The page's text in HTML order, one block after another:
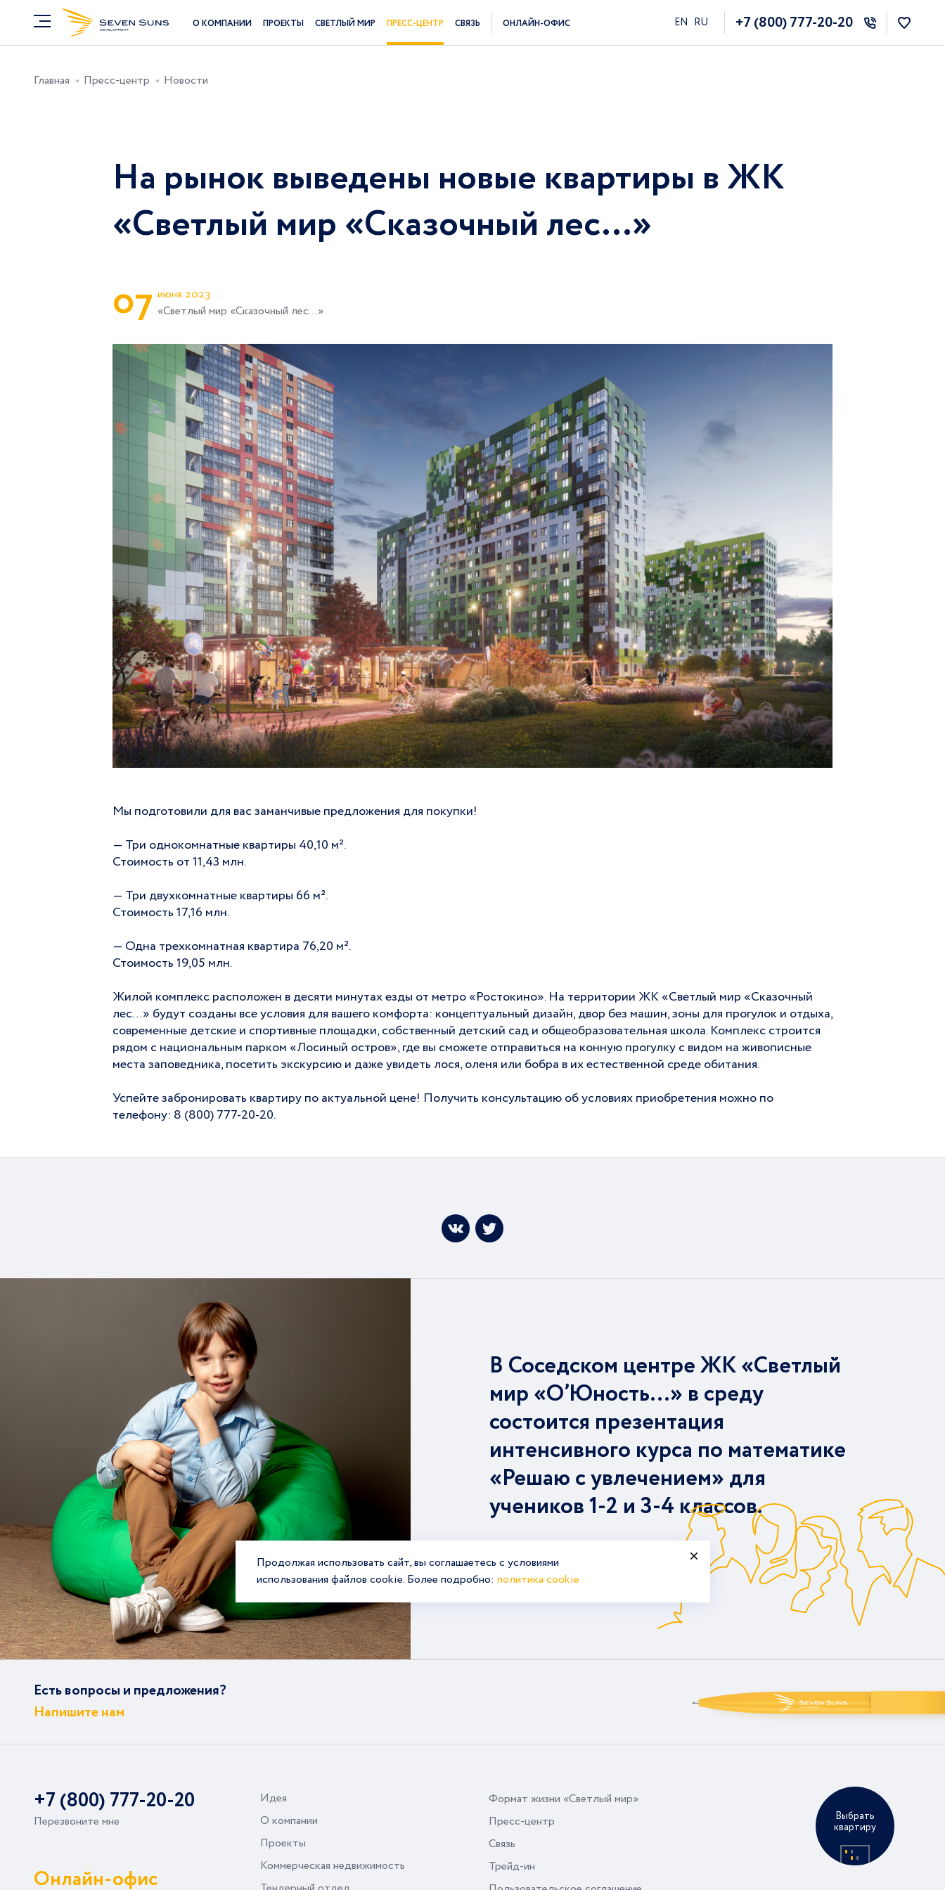
Продолжая использовать сайт, вы соглашаетесь с условиями
использования файлов cookie. Более подробно: политика cookie
О КОМПАНИИ ПРОЕКТЫ СВЕТЛЫЙ МИР ПРЕСС-ЦЕНТР СВЯЗЬ ОНЛАЙН-ОФИС EN RU +7 (800) 777-20-20
Выбрать
квартиру
Главная Пресс-центр Новости
На рынок выведены новые квартиры в ЖК
«Светлый мир «Сказочный лес…»
07 июня 2023
«Светлый мир «Сказочный лес…»
Мы подготовили для вас заманчивые предложения для покупки!
— Три однокомнатные квартиры 40,10 м².
Стоимость от 11,43 млн.
— Три двухкомнатные квартиры 66 м².
Стоимость 17,16 млн.
— Одна трехкомнатная квартира 76,20 м².
Стоимость 19,05 млн.
Жилой комплекс расположен в десяти минутах езды от метро «Ростокино». На территории ЖК «Светлый мир «Сказочный
лес…» будут созданы все условия для вашего комфорта: концептуальный дизайн, двор без машин, зоны для прогулок и отдыха,
современные детские и спортивные площадки, собственный детский сад и общеобразовательная школа. Комплекс строится
рядом с национальным парком «Лосиный остров», где вы сможете отправиться на конную прогулку с видом на живописные
места заповедника, посетить экскурсию и даже увидеть лося, оленя или бобра в их естественной среде обитания.
Успейте забронировать квартиру по актуальной цене! Получить консультацию об условиях приобретения можно по
телефону: 8 (800) 777-20-20.
В Соседском центре ЖК «Светлый
мир «О’Юность…» в среду
состоится презентация
интенсивного курса по математике
«Решаю с увлечением» для
учеников 1-2 и 3-4 классов.
Подробнее
Есть вопросы и предложения?
Напишите нам
+7 (800) 777-20-20
Перезвоните мне
Онлайн-офис
Идея
О компании
Проекты
Коммерческая недвижимость
Формат жизни «Светлый мир»
Пресс-центр
Связь
Трейд-ин